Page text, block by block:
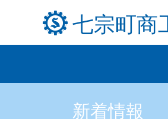
七宗町商
新着情報